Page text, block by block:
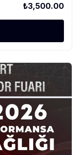
₺3,500.00